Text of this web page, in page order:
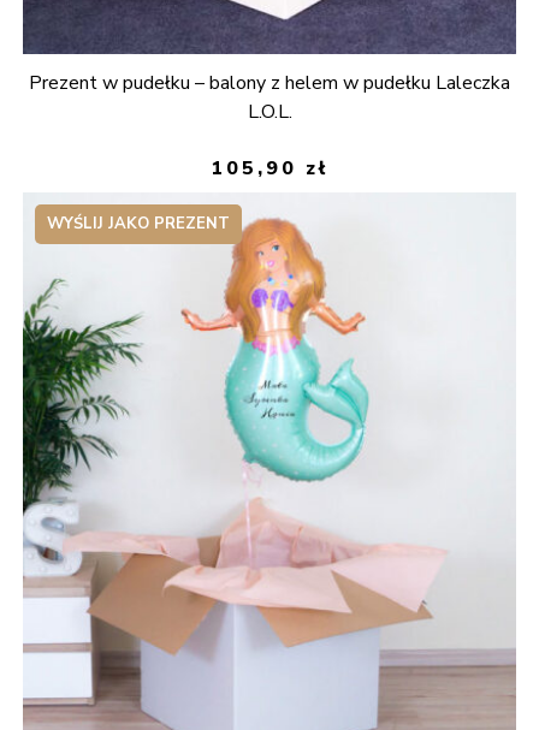
Prezent w pudełku – balony z helem w pudełku Laleczka
L.O.L.
105,90 zł
WYŚLIJ JAKO PREZENT